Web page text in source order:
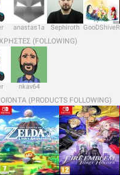
anastas1a Sephiroth GooDShiveR
(FOLLOWING)
nkav64
(PRODUCTS FOLLOWING)